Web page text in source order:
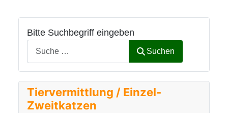
Bitte Suchbegriff eingeben
Suchen
Tiervermittlung / Einzel-
Zweitkatzen